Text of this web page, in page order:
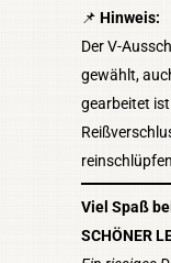
📌 Hinweis:
Der V-
gewählt,
gearbeitet
Viel Spaß
SCHÖNER